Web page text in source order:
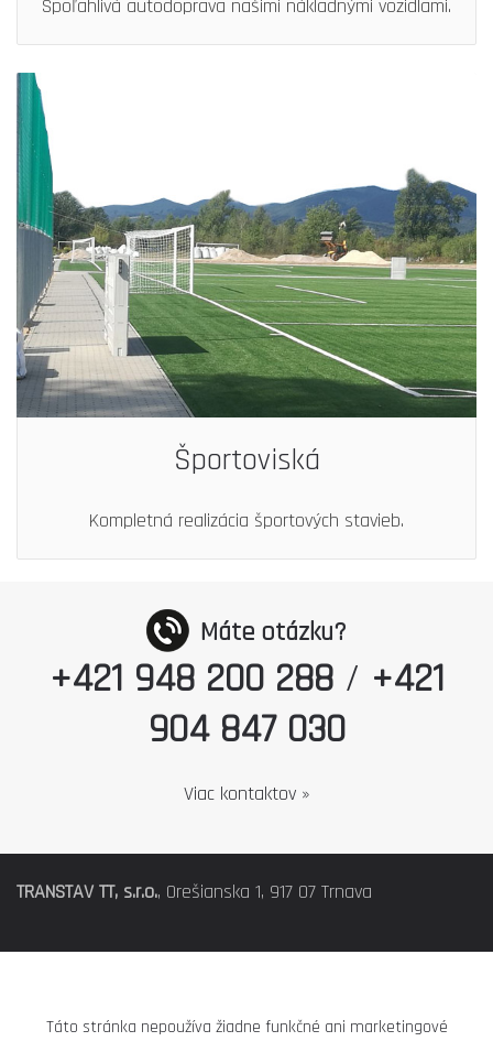
Spoľahlivá autodoprava našimi nákladnými vozidlami.
Športoviská
Kompletná realizácia športových stavieb.
Máte otázku?
+421 948 200 288/ +421
904 847 030
Viac kontaktov »
TRANSTAV TT, s.r.o., Orešianska 1, 917 07 Trnava
Táto stránka nepoužíva žiadne funkčné ani marketingové